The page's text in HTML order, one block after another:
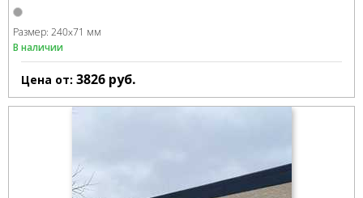
Размер: 240x71 мм
В наличии
Цена от: 3826 руб.